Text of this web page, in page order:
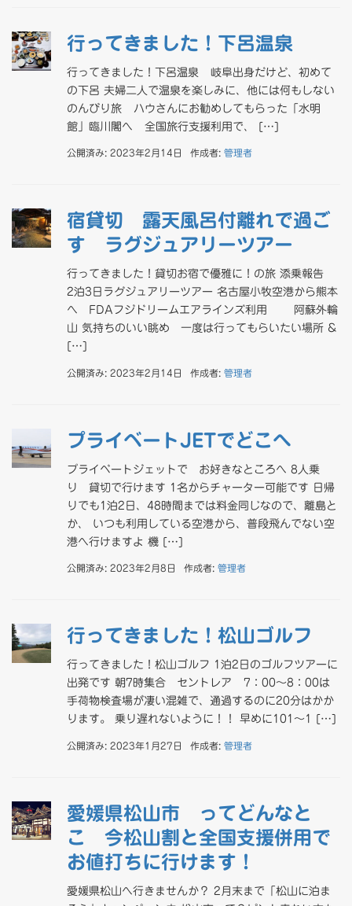
行ってきました！下呂温泉
行ってきました！下呂温泉 岐阜出身だけど、初めて
の下呂 夫婦二人で温泉を楽しみに、他には何もしない
のんびり旅 ハウさんにお勧めしてもらった「水明
館」臨川閣へ 全国旅行支援利用で、 […]
公開済み: 2023年2月14日 作成者: 管理者
宿貸切 露天風呂付離れで過ご
す ラグジュアリーツアー
行ってきました！貸切お宿で優雅に！の旅 添乗報告
2泊3日ラグジュアリーツアー 名古屋小牧空港から熊本
へ FDAフジドリームエアラインズ利用 阿蘇外輪
山 気持ちのいい眺め 一度は行ってもらいたい場所 &
[…]
公開済み: 2023年2月14日 作成者: 管理者
プライベートJETでどこへ
プライベートジェットで お好きなところへ 8人乗
り 貸切で行けます 1名からチャーター可能です 日帰
りでも1泊2日、48時間までは料金同じなので、離島と
か、 いつも利用している空港から、普段飛んでない空
港へ行けますよ 機 […]
公開済み: 2023年2月8日 作成者: 管理者
行ってきました！松山ゴルフ
行ってきました！松山ゴルフ 1泊2日のゴルフツアーに
出発です 朝7時集合 セントレア 7：00～8：00は
手荷物検査場が凄い混雑で、通過するのに20分はかか
ります。 乗り遅れないように！！ 早めに101～1 […]
公開済み: 2023年1月27日 作成者: 管理者
愛媛県松山市 ってどんなと
こ 今松山割と全国支援併用で
お値打ちに行けます！
愛媛県松山へ行きませんか？ 2月末まで「松山に泊ま